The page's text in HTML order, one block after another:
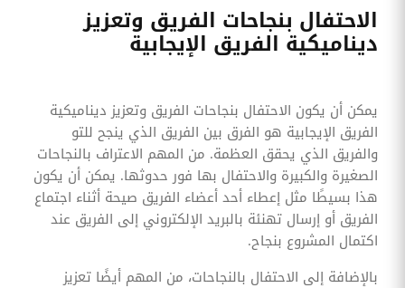
الاحتفال بنجاحات الفريق وتعزيز
ديناميكية الفريق الإيجابية
يمكن أن يكون الاحتفال بنجاحات الفريق وتعزيز ديناميكية
الفريق الإيجابية هو الفرق بين الفريق الذي ينجح للتو
والفريق الذي يحقق العظمة. من المهم الاعتراف بالنجاحات
الصغيرة والكبيرة والاحتفال بها فور حدوثها. يمكن أن يكون
هذا بسيطًا مثل إعطاء أحد أعضاء الفريق صيحة أثناء اجتماع
الفريق أو إرسال تهنئة بالبريد الإلكتروني إلى الفريق عند
اكتمال المشروع بنجاح.
بالإضافة إلى الاحتفال بالنجاحات، من المهم أيضًا تعزيز